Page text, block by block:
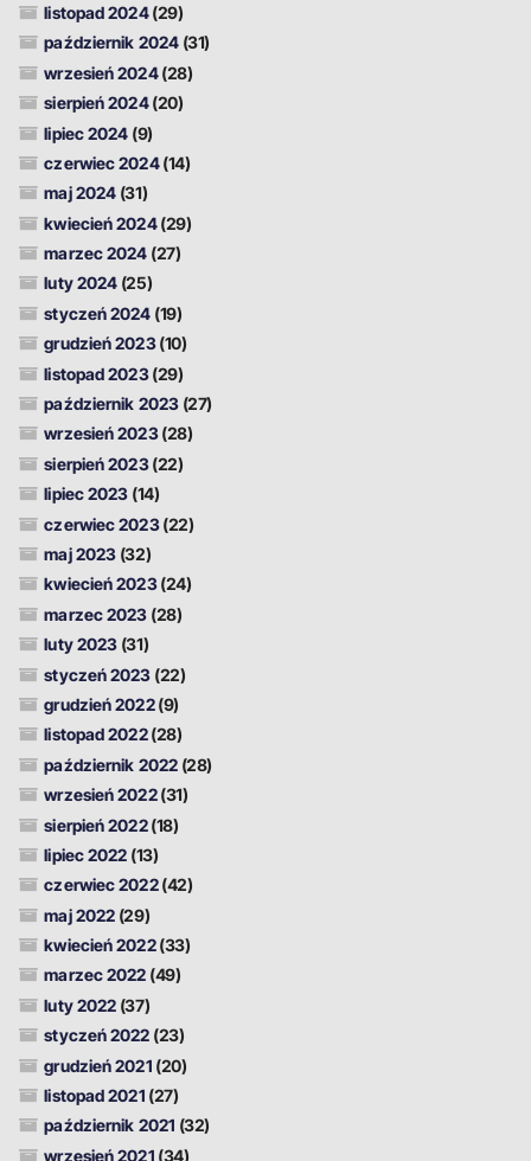
listopad 2024(29)
październik 2024(31)
wrzesień 2024(28)
sierpień 2024(20)
lipiec 2024 (9)
czerwiec 2024(14)
maj 2024 (31)
kwiecień 2024(29)
marzec 2024 (27)
luty 2024 (25)
styczeń 2024 (19)
grudzień 2023(10)
listopad 2023(29)
październik 2023(27)
wrzesień 2023(28)
sierpień 2023(22)
lipiec 2023 (14)
czerwiec 2023(22)
maj 2023 (32)
kwiecień 2023(24)
marzec 2023 (28)
luty 2023 (31)
styczeń 2023 (22)
grudzień 2022(9)
listopad 2022(28)
październik 2022(28)
wrzesień 2022(31)
sierpień 2022(18)
lipiec 2022 (13)
czerwiec 2022(42)
maj 2022 (29)
kwiecień 2022(33)
marzec 2022 (49)
luty 2022 (37)
styczeń 2022 (23)
grudzień 2021 (20)
listopad 2021 (27)
październik 2021 (32)
wrzesień 2021 (34)